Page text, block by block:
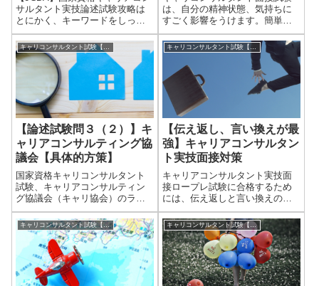
サルタント実技論述試験攻略は
とにかく、キーワードをしっか
り使って解答作成することが必
須であることを、前回【問１】
で解説しました。（第９回概
要、問１解答作成の注意点など
はこちら）【問２】【問３】
【問４】について...
は、自分の精神状態、気持ちに
すごく影響をうけます。簡単に
いうと、緊張しすぎていたり、
気負いすぎたり、試験よりも他
のことで気になることがあった
りすると、目のまえのクライエ
ントさんの話を集中して聞けな
くなるんですね。...
【論述試験問３（２）】キ
ャリアコンサルティング協
議会【具体的方策】
国家資格キャリコンサルタント
試験、キャリアコンサルティン
グ協議会（キャリ協会）のラス
ト問題設問３（２）についてで
す。15回受験の問４とほぼ同じ
です。ただし、15回では「あな
たからCLの問題点を踏まえて
（設問３の内容）、どのような
方針でキャリ...
キャリコンサルタント試験【実技】対策ヒント集
【伝え返し、言い換えが最
強】キャリアコンサルタン
ト実技面接対策
キャリアコンサルタント実技面
接ロープレ試験に合格するため
には、伝え返しと言い換えの技
術を身につけなければいけませ
ん。伝え返しと言い換えは最強
の武器ですね。私は面接対策講
座の中で、かなりしつこく「伝
え返し」「言い換え」のスキル
についてフィード...
キャリコンサルタント試験【実技】対策ヒント集 キャリコンサルタント試験【実技】対策ヒント集